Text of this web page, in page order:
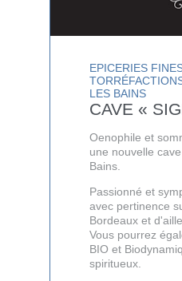
EPICERIES
LES BAINS
CAVE «
Oenophile et
une nouvelle
Bains.
Passionné et
avec pertinence
Bordeaux et
Vous pourrez
BIO et
spiritueux.